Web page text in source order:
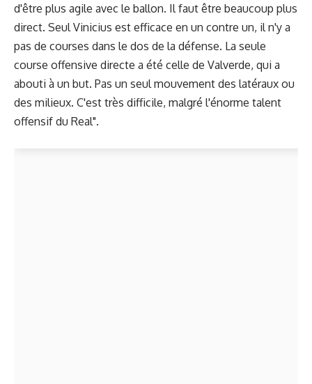
d'être plus agile avec le ballon. Il faut être beaucoup plus
direct. Seul Vinicius est efficace en un contre un, il n'y a
pas de courses dans le dos de la défense. La seule
course offensive directe a été celle de Valverde, qui a
abouti à un but. Pas un seul mouvement des latéraux ou
des milieux. C'est très difficile, malgré l'énorme talent
offensif du Real".